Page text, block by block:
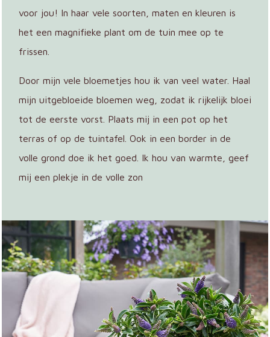
voor jou! In haar vele soorten, maten en kleuren is
het een magnifieke plant om de tuin mee op te
frissen.
Door mijn vele bloemetjes hou ik van veel water. Haal
mijn uitgebloeide bloemen weg, zodat ik rijkelijk bloei
tot de eerste vorst. Plaats mij in een pot op het
terras of op de tuintafel. Ook in een border in de
volle grond doe ik het goed. Ik hou van warmte, geef
mij een plekje in de volle zon